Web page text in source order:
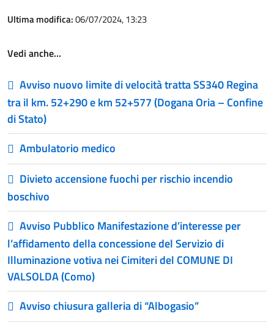
Ultima modifica:06/07/2024, 13:23
Vedi anche…
Avviso nuovo limite di velocità tratta SS340 Regina
tra il km. 52+290 e km 52+577 (Dogana Oria – Confine
di Stato)
Ambulatorio medico
Divieto accensione fuochi per rischio incendio
boschivo
Avviso Pubblico Manifestazione d’interesse per
l’affidamento della concessione del Servizio di
Illuminazione votiva nei Cimiteri del COMUNE DI
VALSOLDA (Como)
Avviso chiusura galleria di “Albogasio”